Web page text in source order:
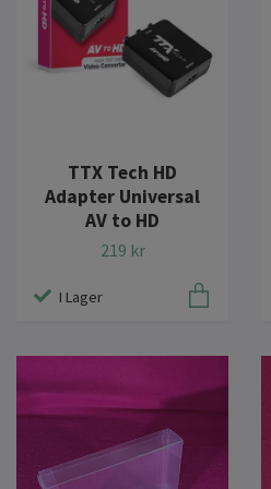
TTX Tech HD
Adapter Universal
AV to HD
219 kr
I Lager